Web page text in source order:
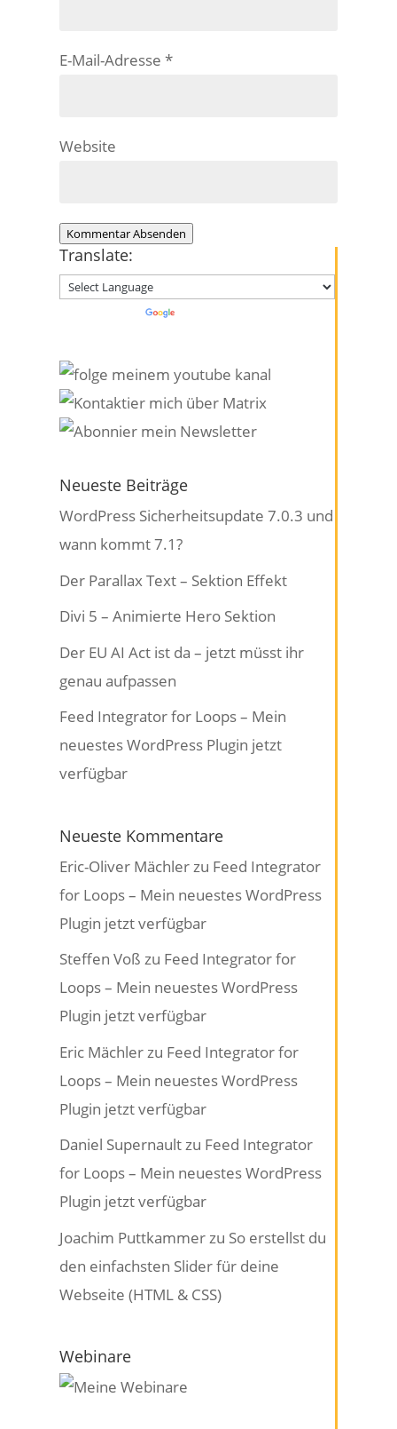
E-Mail-Adresse*
Website
Kommentar Absenden
Translate:
Powered by
Neueste Beiträge
WordPress Sicherheitsupdate 7.0.3 und
wann kommt 7.1?
Der Parallax Text – Sektion Effekt
Divi 5 – Animierte Hero Sektion
Der EU AI Act ist da – jetzt müsst ihr
genau aufpassen
Feed Integrator for Loops – Mein
neuestes WordPress Plugin jetzt
verfügbar
Neueste Kommentare
Eric-Oliver Mächlerzu Feed Integrator
for Loops – Mein neuestes WordPress
Plugin jetzt verfügbar
Steffen Voß zu Feed Integrator for
Loops – Mein neuestes WordPress
Plugin jetzt verfügbar
Eric Mächlerzu Feed Integrator for
Loops – Mein neuestes WordPress
Plugin jetzt verfügbar
Daniel Supernaultzu Feed Integrator
for Loops – Mein neuestes WordPress
Plugin jetzt verfügbar
Joachim Puttkammerzu So erstellst du
den einfachsten Slider für deine
Webseite (HTML & CSS)
Webinare